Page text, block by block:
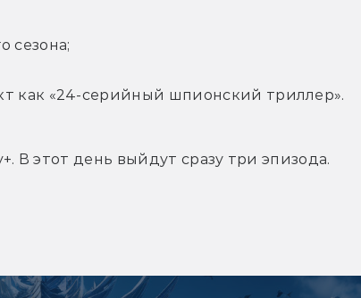
сезона;
как «24-серийный шпионский триллер».
В этот день выйдут сразу три эпизода.